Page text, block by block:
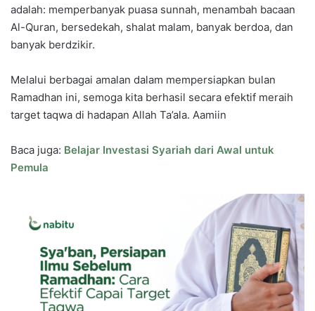
adalah: memperbanyak puasa sunnah, menambah bacaan
Al-Quran, bersedekah, shalat malam, banyak berdoa, dan
banyak berdzikir.
Melalui berbagai amalan dalam mempersiapkan bulan
Ramadhan ini, semoga kita berhasil secara efektif meraih
target taqwa di hadapan Allah Ta’ala. Aamiin
Baca juga: Belajar Investasi Syariah dari Awal untuk
Pemula